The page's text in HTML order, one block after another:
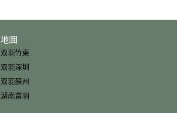
地圖
双羽竹東
双羽深圳
双羽蘇州
湖南富羽